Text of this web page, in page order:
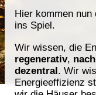
Hier kommen nun
ins Spiel.
Wir wissen, die
regenerativ,
dezentral. Wir
Energieeffizienz